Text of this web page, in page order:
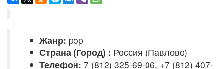
Жанр: pop
Страна (Город) : Россия (Павлово)
Телефон: 7 (812) 325-69-06, +7 (812) 407-